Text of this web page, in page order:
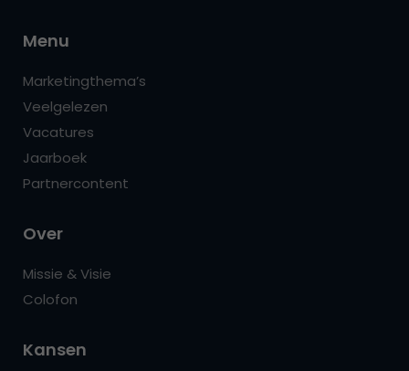
Menu
Marketingthema’s
Veelgelezen
Vacatures
Jaarboek
Partnercontent
Over
Missie & Visie
Colofon
Kansen